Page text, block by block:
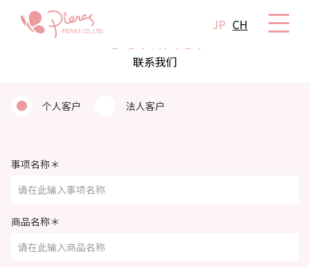
JP CH
联系我们
个人客户 法人客户
事项名称＊
商品名称＊